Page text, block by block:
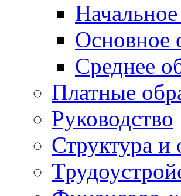
Основное
Среднее
Платные
Руководство
Структура и